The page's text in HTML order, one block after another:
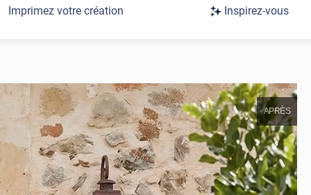
Imprimez votre création Inspirez-vous
APRÈS